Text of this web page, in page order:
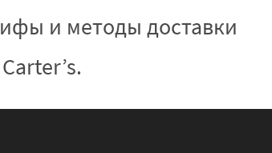
и методы доставки